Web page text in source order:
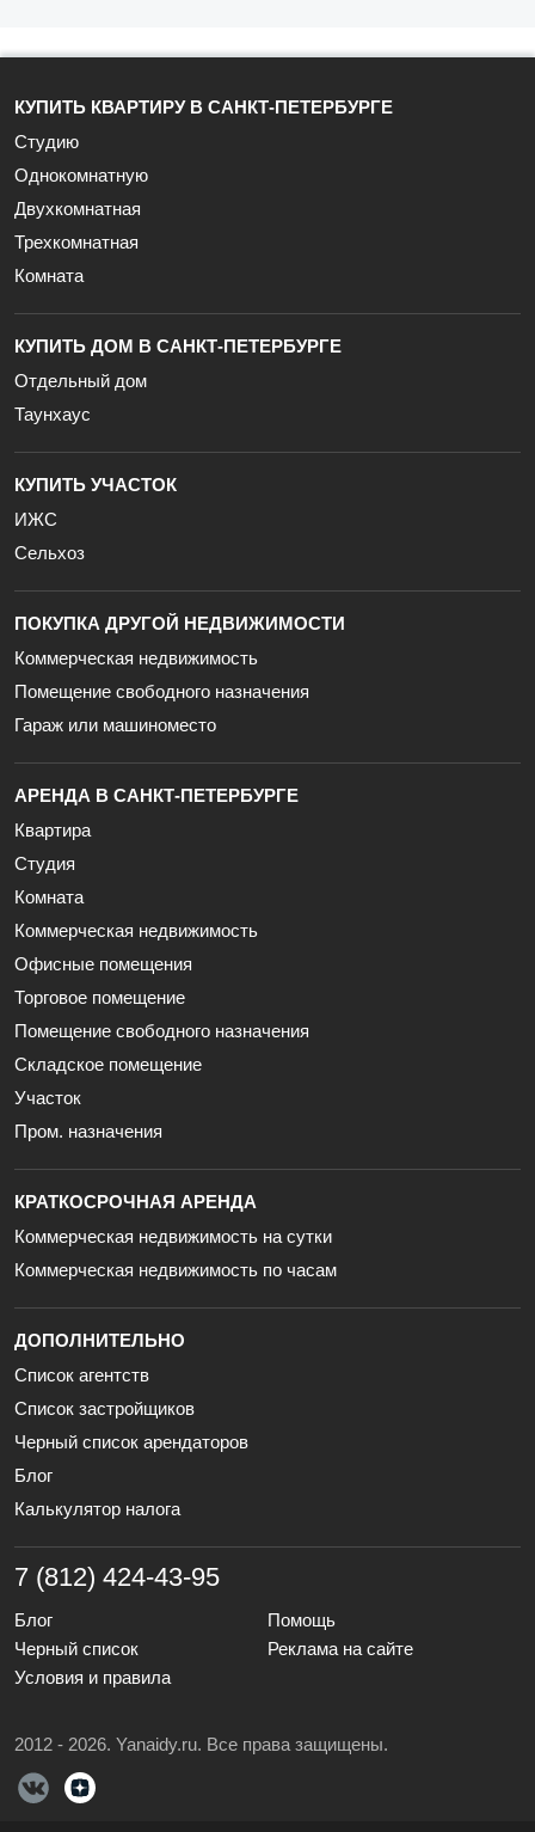
КУПИТЬ КВАРТИРУ В САНКТ-ПЕТЕРБУРГЕ
Студию
Однокомнатную
Двухкомнатная
Трехкомнатная
Комната
КУПИТЬ ДОМ В САНКТ-ПЕТЕРБУРГЕ
Отдельный дом
Таунхаус
КУПИТЬ УЧАСТОК
ИЖС
Сельхоз
ПОКУПКА ДРУГОЙ НЕДВИЖИМОСТИ
Коммерческая недвижимость
Помещение свободного назначения
Гараж или машиноместо
АРЕНДА В САНКТ-ПЕТЕРБУРГЕ
Квартира
Студия
Комната
Коммерческая недвижимость
Офисные помещения
Торговое помещение
Помещение свободного назначения
Складское помещение
Участок
Пром. назначения
КРАТКОСРОЧНАЯ АРЕНДА
Коммерческая недвижимость на сутки
Коммерческая недвижимость по часам
ДОПОЛНИТЕЛЬНО
Список агентств
Список застройщиков
Черный список арендаторов
Блог
Калькулятор налога
7 (812) 424-43-95
Блог
Помощь
Черный список
Реклама на сайте
Условия и правила
2012 - 2026. Yanaidy.ru. Все права защищены.